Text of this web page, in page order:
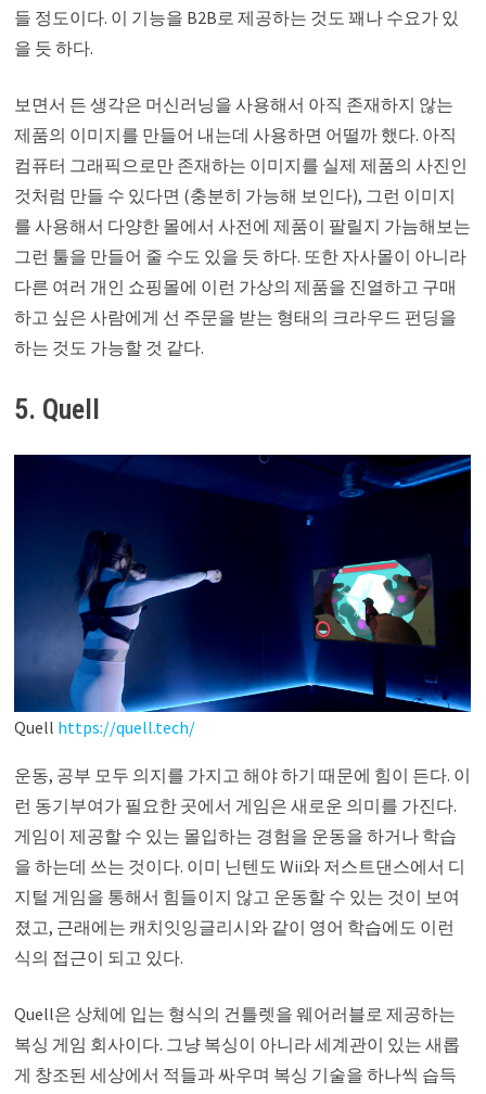
들 정도이다. 이 기능을 B2B로 제공하는 것도 꽤나 수요가 있
을 듯 하다.
보면서 든 생각은 머신러닝을 사용해서 아직 존재하지 않는
제품의 이미지를 만들어 내는데 사용하면 어떨까 했다. 아직
컴퓨터 그래픽으로만 존재하는 이미지를 실제 제품의 사진인
것처럼 만들 수 있다면 (충분히 가능해 보인다), 그런 이미지
를 사용해서 다양한 몰에서 사전에 제품이 팔릴지 가늠해보는
그런 툴을 만들어 줄 수도 있을 듯 하다. 또한 자사몰이 아니라
다른 여러 개인 쇼핑몰에 이런 가상의 제품을 진열하고 구매
하고 싶은 사람에게 선 주문을 받는 형태의 크라우드 펀딩을
하는 것도 가능할 것 같다.
5. Quell
Quell https://quell.tech/
운동, 공부 모두 의지를 가지고 해야 하기 때문에 힘이 든다. 이
런 동기부여가 필요한 곳에서 게임은 새로운 의미를 가진다.
게임이 제공할 수 있는 몰입하는 경험을 운동을 하거나 학습
을 하는데 쓰는 것이다. 이미 닌텐도 Wii와 저스트댄스에서 디
지털 게임을 통해서 힘들이지 않고 운동할 수 있는 것이 보여
졌고, 근래에는 캐치잇잉글리시와 같이 영어 학습에도 이런
식의 접근이 되고 있다.
Quell은 상체에 입는 형식의 건틀렛을 웨어러블로 제공하는
복싱 게임 회사이다. 그냥 복싱이 아니라 세계관이 있는 새롭
게 창조된 세상에서 적들과 싸우며 복싱 기술을 하나씩 습득